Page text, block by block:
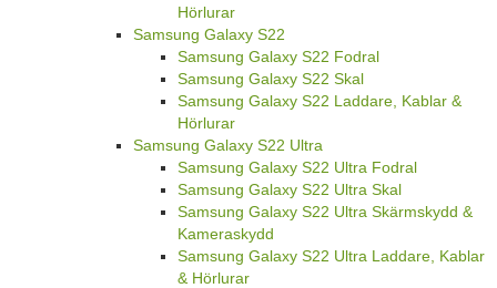
Hörlurar
Samsung Galaxy S22
Samsung Galaxy S22 Fodral
Samsung Galaxy S22 Skal
Samsung Galaxy S22 Laddare, Kablar &
Hörlurar
Samsung Galaxy S22 Ultra
Samsung Galaxy S22 Ultra Fodral
Samsung Galaxy S22 Ultra Skal
Samsung Galaxy S22 Ultra Skärmskydd &
Kameraskydd
Samsung Galaxy S22 Ultra Laddare, Kablar
& Hörlurar